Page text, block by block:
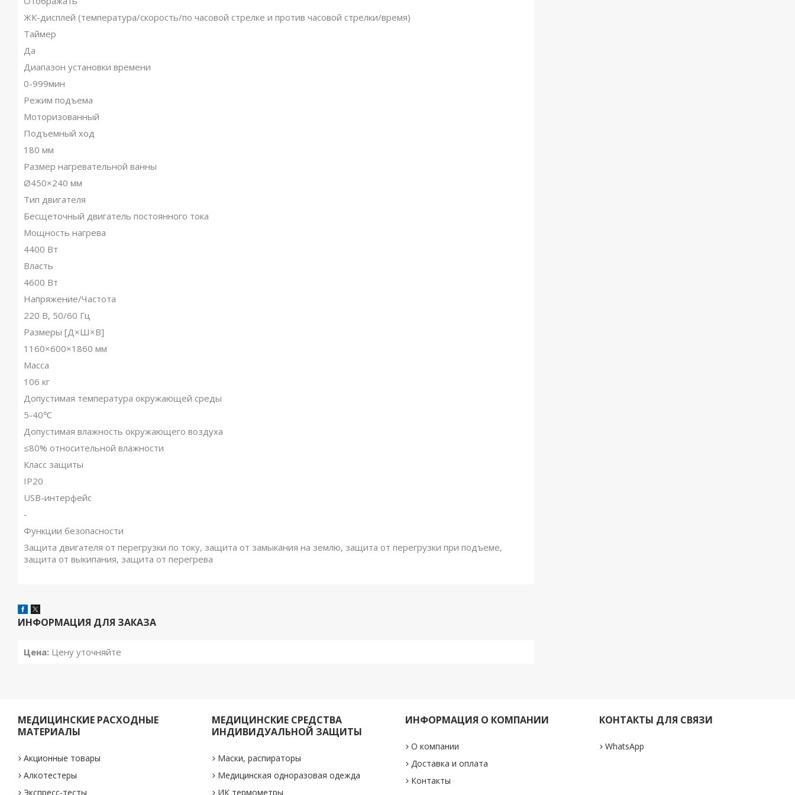
ЖК-дисплей (температура/скорость/по часовой стрелке и против часовой стрелки/время)
Таймер
Да
Диапазон установки времени
0-999мин
Режим подъема
Моторизованный
Подъемный ход
180 мм
Размер нагревательной ванны
Ø450×240 мм
Тип двигателя
Бесщеточный двигатель постоянного тока
Мощность нагрева
4400 Вт
Власть
4600 Вт
Напряжение/Частота
220 В, 50/60 Гц
Размеры [Д×Ш×В]
1160×600×1860 мм
Масса
106 кг
Допустимая температура окружающей среды
5-40℃
Допустимая влажность окружающего воздуха
≤80% относительной влажности
Класс защиты
IP20
USB-интерфейс
-
Функции безопасности
Защита двигателя от перегрузки по току, защита от замыкания на землю, защита от перегрузки при подъеме,
защита от выкипания, защита от перегрева
ИНФОРМАЦИЯ ДЛЯ ЗАКАЗА
Цена: Цену уточняйте
МЕДИЦИНСКИЕ РАСХОДНЫЕ
МАТЕРИАЛЫ
Акционные товары
Алкотестеры
Экспресс-тесты
МЕДИЦИНСКИЕ СРЕДСТВА
ИНДИВИДУАЛЬНОЙ ЗАЩИТЫ
Маски, распираторы
Медицинская одноразовая одежда
ИК термометры
ИНФОРМАЦИЯ О КОМПАНИИ
О компании
Доставка и оплата
Контакты
КОНТАКТЫ ДЛЯ СВЯЗИ
WhatsApp